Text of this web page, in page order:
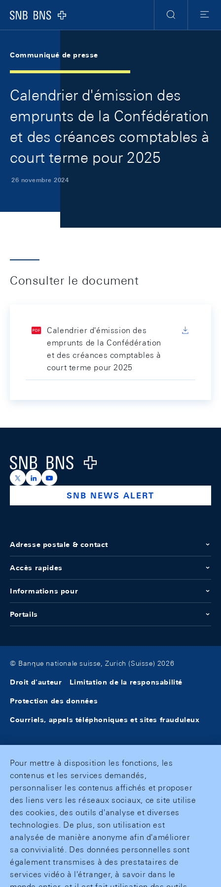
Logo
RechercheMenu
Communiqué de presse
Calendrier d'émission des
emprunts de la Confédération
et des créances comptables à
court terme pour 2025
26 novembre 2024
Consulter le document
Calendrier d'émission des
emprunts de la Confédération
et des créances comptables à
court terme pour 2025
Logo
https://x.com/snb_bns
https://ch.linkedin.com/company/swiss-national-
https://www.youtube.com/@swissnationalbank
SNB NEWS ALERT
Adresse postale & contact
Accès rapides
Informations pour
Portails
© Banque nationale suisse, Zurich (Suisse) 2026
Droit d'auteur Limitation de la responsabilité
Protection des données
Courriels, appels téléphoniques et sites frauduleux
Pour mettre à disposition les fonctions, les
contenus et les services demandés,
personnaliser les contenus affichés et proposer
des liens vers les réseaux sociaux, ce site utilise
des cookies, des outils d'analyse et diverses
technologies. De plus, son utilisation est
analysée de manière anonyme afin d'améliorer
sa convivialité. Des données personnelles sont
également transmises à des prestataires de
services vidéo à l'étranger, à savoir dans le